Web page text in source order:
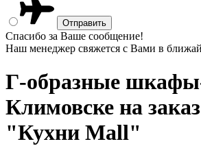
Спасибо за Ваше сообщение!
Наш менеджер свяжется с Вами в
Г-образные
Климовске на
"Кухни Mall"